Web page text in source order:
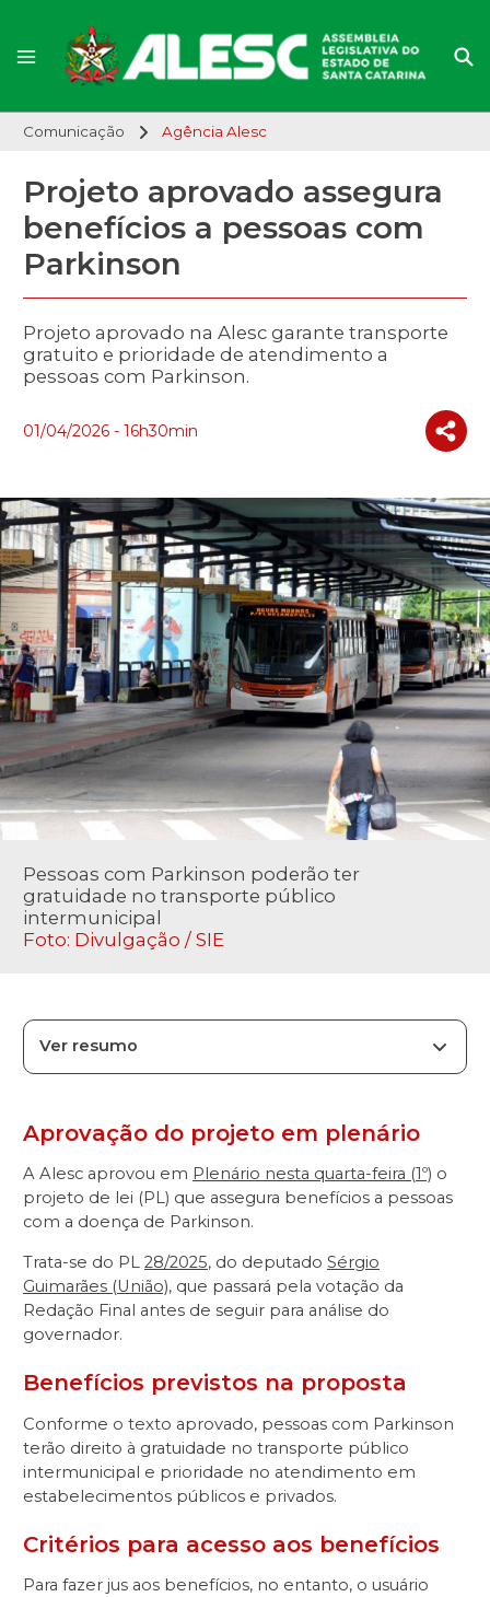
Comunicação Agência Alesc
Projeto aprovado assegura
benefícios a pessoas com
Parkinson
Projeto aprovado na Alesc garante transporte
gratuito e prioridade de atendimento a
pessoas com Parkinson.
01/04/2026 - 16h30min
Pessoas com Parkinson poderão ter
gratuidade no transporte público
intermunicipal
Foto: Divulgação / SIE
Ver resumo
Aprovação do projeto em plenário
A Alesc aprovou em Plenário nesta quarta-feira (1º) o
projeto de lei (PL) que assegura benefícios a pessoas
com a doença de Parkinson.
Trata-se do PL 28/2025, do deputado Sérgio
Guimarães (União), que passará pela votação da
Redação Final antes de seguir para análise do
governador.
Benefícios previstos na proposta
Conforme o texto aprovado, pessoas com Parkinson
terão direito à gratuidade no transporte público
intermunicipal e prioridade no atendimento em
estabelecimentos públicos e privados.
Critérios para acesso aos benefícios
Para fazer jus aos benefícios, no entanto, o usuário